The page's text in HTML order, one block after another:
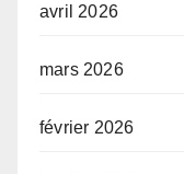
avril 2026
mars 2026
février 2026